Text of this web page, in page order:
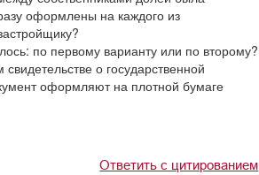
оформлены на каждого из
по первому варианту или по второму?
о государственной
оформляют на плотной бумаге
Ответить с цитированием